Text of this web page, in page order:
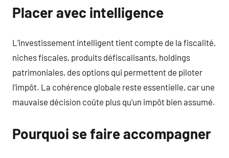
Placer avec intelligence
L’investissement intelligent tient compte de la fiscalité,
niches fiscales, produits défiscalisants, holdings
patrimoniales, des options qui permettent de piloter
l’impôt. La cohérence globale reste essentielle, car une
mauvaise décision coûte plus qu’un impôt bien assumé.
Pourquoi se faire accompagner